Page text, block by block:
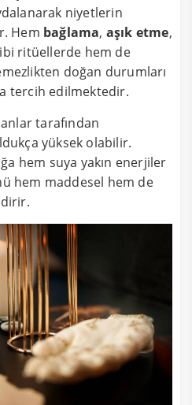
niyetlerin
Hem bağlama, aşık etme,
ritüellerde hem de
doğan durumları
tercih edilmektedir.
tarafından
yüksek olabilir.
hem suya yakın enerjiler
hem maddesel hem de